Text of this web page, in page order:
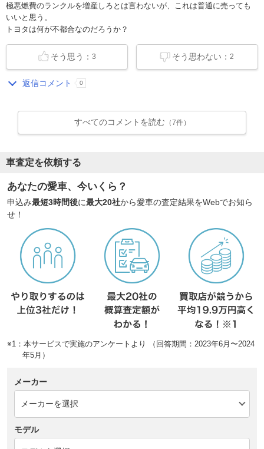
極悪燃費のランクルを増産しろとは言わないが、これは普通に売っても
いいと思う。
トヨタは何が不都合なのだろうか？
そう思わない：2
そう思う： 3
返信コメント 0
すべてのコメントを読む （7件）
車査定を依頼する
あなたの愛車、今いくら？
申込み最短3時間後に最大20社から愛車の査定結果をWebでお知ら
せ！
※1：本サービスで実施のアンケートより （回答期間：2023年6月〜2024
年5月）
メーカー
モデル